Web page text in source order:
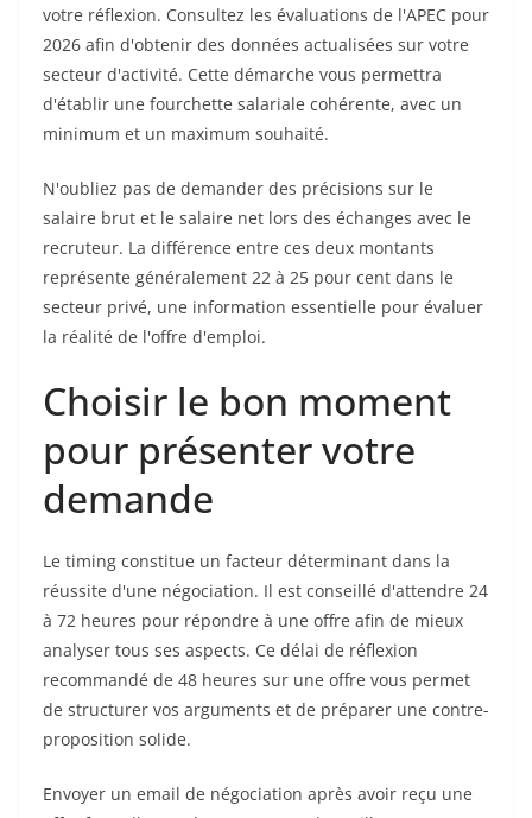
votre réflexion. Consultez les évaluations de l'APEC pour
2026 afin d'obtenir des données actualisées sur votre
secteur d'activité. Cette démarche vous permettra
d'établir une fourchette salariale cohérente, avec un
minimum et un maximum souhaité.
N'oubliez pas de demander des précisions sur le
salaire brut et le salaire net lors des échanges avec le
recruteur. La différence entre ces deux montants
représente généralement 22 à 25 pour cent dans le
secteur privé, une information essentielle pour évaluer
la réalité de l'offre d'emploi.
Choisir le bon moment
pour présenter votre
demande
Le timing constitue un facteur déterminant dans la
réussite d'une négociation. Il est conseillé d'attendre 24
à 72 heures pour répondre à une offre afin de mieux
analyser tous ses aspects. Ce délai de réflexion
recommandé de 48 heures sur une offre vous permet
de structurer vos arguments et de préparer une contre-
proposition solide.
Envoyer un email de négociation après avoir reçu une